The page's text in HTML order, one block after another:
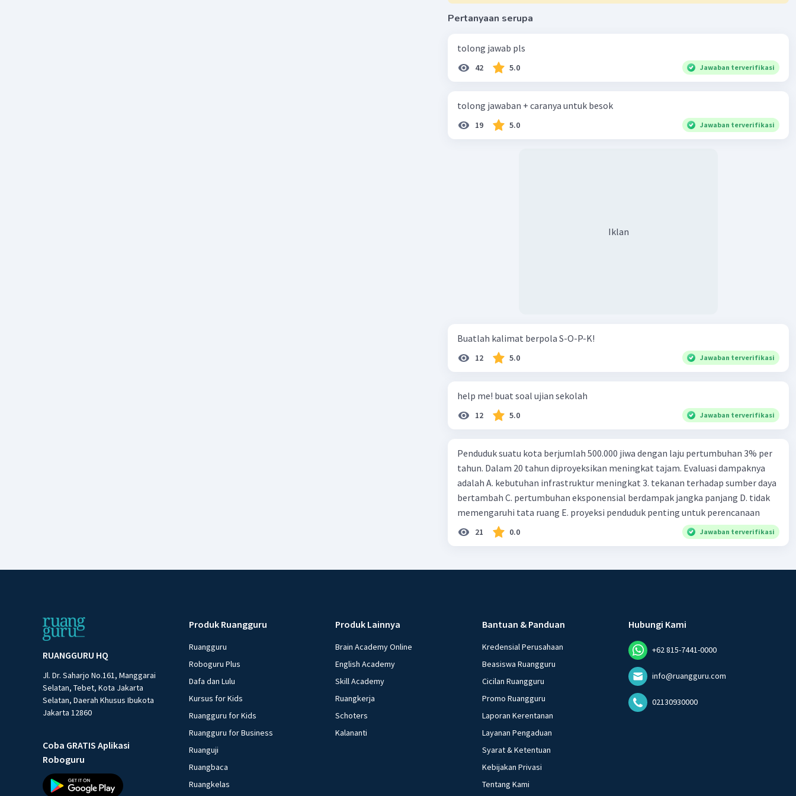
Pertanyaan serupa
tolong jawab pls
42 5.0 Jawaban terverifikasi
tolong jawaban + caranya untuk besok
19 5.0 Jawaban terverifikasi
Iklan
Buatlah kalimat berpola S-O-P-K!
12 5.0 Jawaban terverifikasi
help me! buat soal ujian sekolah
12 5.0 Jawaban terverifikasi
Penduduk suatu kota berjumlah 500.000 jiwa dengan laju pertumbuhan 3% per
tahun. Dalam 20 tahun diproyeksikan meningkat tajam. Evaluasi dampaknya
adalah A. kebutuhan infrastruktur meningkat 3. tekanan terhadap sumber daya
bertambah C. pertumbuhan eksponensial berdampak jangka panjang D. tidak
memengaruhi tata ruang E. proyeksi penduduk penting untuk perencanaan
21 0.0 Jawaban terverifikasi
RUANGGURU HQ
Jl. Dr. Saharjo No.161, Manggarai
Selatan, Tebet, Kota Jakarta
Selatan, Daerah Khusus Ibukota
Jakarta 12860
Coba GRATIS Aplikasi
Roboguru
Produk Ruangguru
Ruangguru
Roboguru Plus
Dafa dan Lulu
Kursus for Kids
Ruangguru for Kids
Ruangguru for Business
Ruanguji
Ruangbaca
Ruangkelas
Produk Lainnya
Brain Academy Online
English Academy
Skill Academy
Ruangkerja
Schoters
Kalananti
Bantuan & Panduan
Kredensial Perusahaan
Beasiswa Ruangguru
Cicilan Ruangguru
Promo Ruangguru
Laporan Kerentanan
Layanan Pengaduan
Syarat & Ketentuan
Kebijakan Privasi
Tentang Kami
Hubungi Kami
+62 815-7441-0000
info@ruangguru.com
02130930000